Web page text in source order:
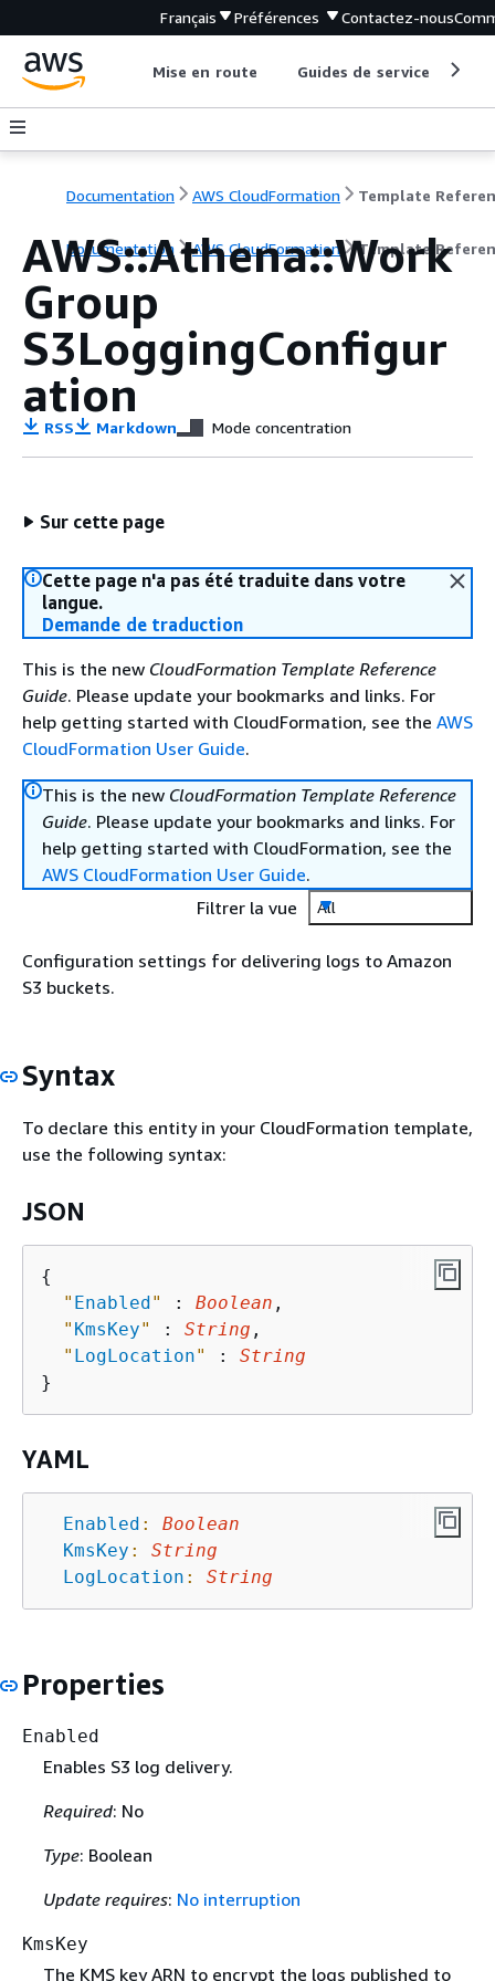
Français Préférences Contactez-nous
Mise en route Guides de service
Documentation AWS CloudFormation Template
Documentation AWS CloudFormation Template
AWS::Athena::Work
Group
S3LoggingConfigur
ation
RSS Markdown Mode concentration
Sur cette page
Cette page n'a pas été traduite dans votre
langue.
Demande de traduction
This is the new CloudFormation Template Reference
Guide. Please update your bookmarks and links. For
help getting started with CloudFormation, see the AWS
CloudFormation User Guide.
This is the new CloudFormation Template Reference
Guide. Please update your bookmarks and links. For
help getting started with CloudFormation, see the
AWS CloudFormation User Guide.
Filtrer la vue
All
Configuration settings for delivering logs to Amazon
S3 buckets.
Syntax
To declare this entity in your CloudFormation template,
use the following syntax:
JSON
{
" Enabled" : Boolean ,
" KmsKey" : String ,
" LogLocation" : String
YAML
Enabled :
Boolean
KmsKey :
String
LogLocation : String
Properties
Enabled
Enables S3 log delivery.
Required: No
Type: Boolean
Update requires: No interruption
KmsKey
The KMS key ARN to encrypt the logs published to